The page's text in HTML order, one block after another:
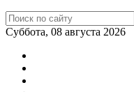
Суббота, 08 августа 2026